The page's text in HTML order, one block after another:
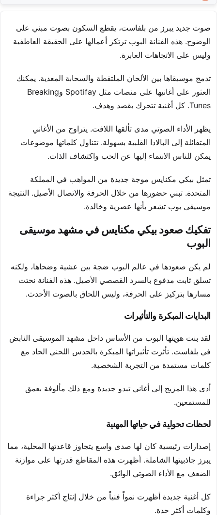
صوت جديد يبرز من بلفاست، يقطع السكون بصوت مبني على
الوضوح. هذه الفنانة البوب ترتكز أعمالها على الحقيقة العاطفية
وليس على الاتجاهات العابرة.
تدمج موسيقاها بين الألحان الملتقطة والسحابة المعدية. يمكنك
العثور على أغانيها على منصات مثل Spotifay وBreaking
Tunes. كل أغنية تتحرك بقصد وهدف.
يظهر الأداء الصوتي مدى تألقها اللافت. يتراوح من الأغاني
المتفائلة إلى البالادا القلبية بسهولة. تتناول كلماتها موضوعات
يمكن للناس الانتماء إليها عن الحب واكتشاف الذات.
تمثل بيكي مكنايس موجة جديدة من المواهب في المملكة
المتحدة. تبني حضورها من خلال الحرفة والاتصال الأصيل. النتيجة
موسيقى بوب تشعر بأنها عصرية وخالدة.
تفكيك صعود بيكي مكنايس في مشهد موسيقى
البوب
لم يكن صعودها في عالم البوب ضجة بين عشية وضحاها، ولكنه
تسلق ثابت مدفوع بالسرد القصصي الأصيل. هذه الفنانة نحتت
مسارها بتركيز على الحرفة، وليس اللحاق بالصوت الأحدث.
البدايات المبكرة والتأثيرات
لقد بنت هويتها البوب من الأساس داخل مشهد الموسيقى النابض
في بلفاست. تأثرت تأثيراتها المبكرة بالحدس اللحني الحاد مع
كلمات مستمدة من التجربة الشخصية.
أدى هذا المزيج إلى أغاني تبدو جديدة ومع ذلك مألوفة بعمق
للمستمعين.
لحظات تحولية في حياتها المهنية
إصدارات رئيسية كان لها صدى واسع يتجاوز قاعدتها المحلية، مما
يبرز جاذبيتها الشاملة. أظهرت هذه المقاطع قدرتها على موازنة
الضعف مع الأداء الصوتي الواثق.
كل أغنية جديدة أظهرت نمواً فنياً من خلال إنتاج أكثر جراءة
وكلمات أكثر حدة.